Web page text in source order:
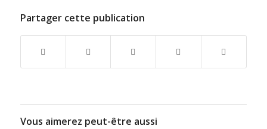
Partager cette publication
Vous aimerez peut-être aussi